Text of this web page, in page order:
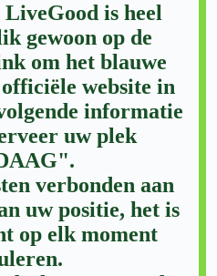
is heel
gewoon op de
om het blauwe
website in
informatie
uw plek
verbonden aan
uw positie, het is
op elk moment